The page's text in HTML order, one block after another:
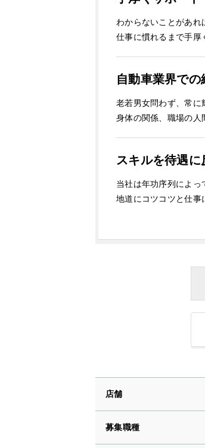
わからないことがあれ
仕事に慣れるまで手厚
自動車業界で
老若男女問わず、常に
身体の関係、職場の人
スキルを待遇
当社は年功序列によっ
地道にコツコツと仕事
店舗
募集職種